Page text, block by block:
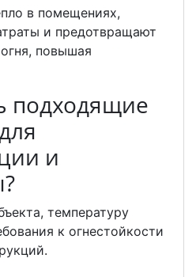
в помещениях,
и предотвращают
повышая
подходящие
и
температуру
к огнестойкости